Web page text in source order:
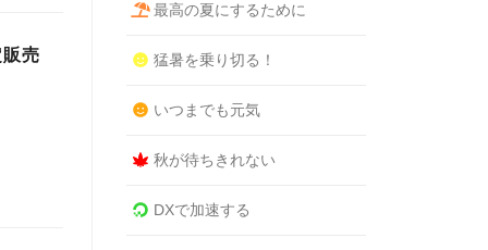
売
最高の夏にするために
猛暑を乗り切る！
いつまでも元気
秋が待ちきれない
DXで加速する